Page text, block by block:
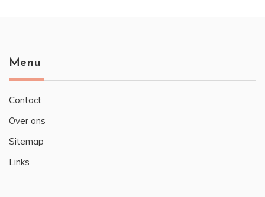
Menu
Contact
Over ons
Sitemap
Links